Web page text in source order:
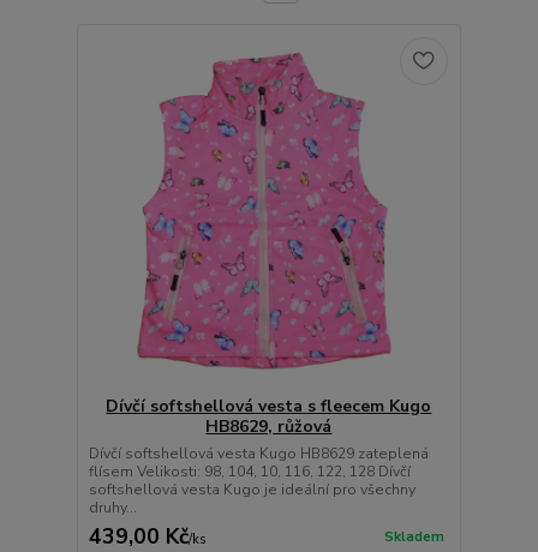
Dívčí softshellová vesta s fleecem Kugo
HB8629, růžová
Dívčí softshellová vesta Kugo HB8629 zateplená
flísem Velikosti: 98, 104, 10, 116, 122, 128 Dívčí
softshellová vesta Kugo je ideální pro všechny
druhy...
439,00 Kč/ks Skladem